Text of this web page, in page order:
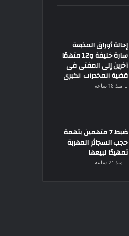
إحالة أوراق المذيعة
سارة خليفة و12 متهمًا
آخرين إلى المفتى فى
قضية المخدرات الكبرى
منذ 18 ساعة
ضبط 7 متهمين بتهمة
حجب السجائر المهربة
تمهيدًا لبيعها
منذ 21 ساعة